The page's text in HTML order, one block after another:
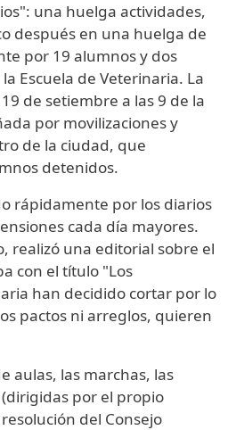
una huelga actividades,
después en una huelga de
por 19 alumnos y dos
Escuela de Veterinaria. La
de setiembre a las 9 de la
por movilizaciones y
de la ciudad, que
detenidos.
rápidamente por los diarios
cada día mayores.
realizó una editorial sobre el
con el título "Los
han decidido cortar por lo
pactos ni arreglos, quieren
aulas, las marchas, las
por el propio
del Consejo